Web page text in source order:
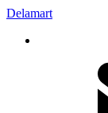
Delamart